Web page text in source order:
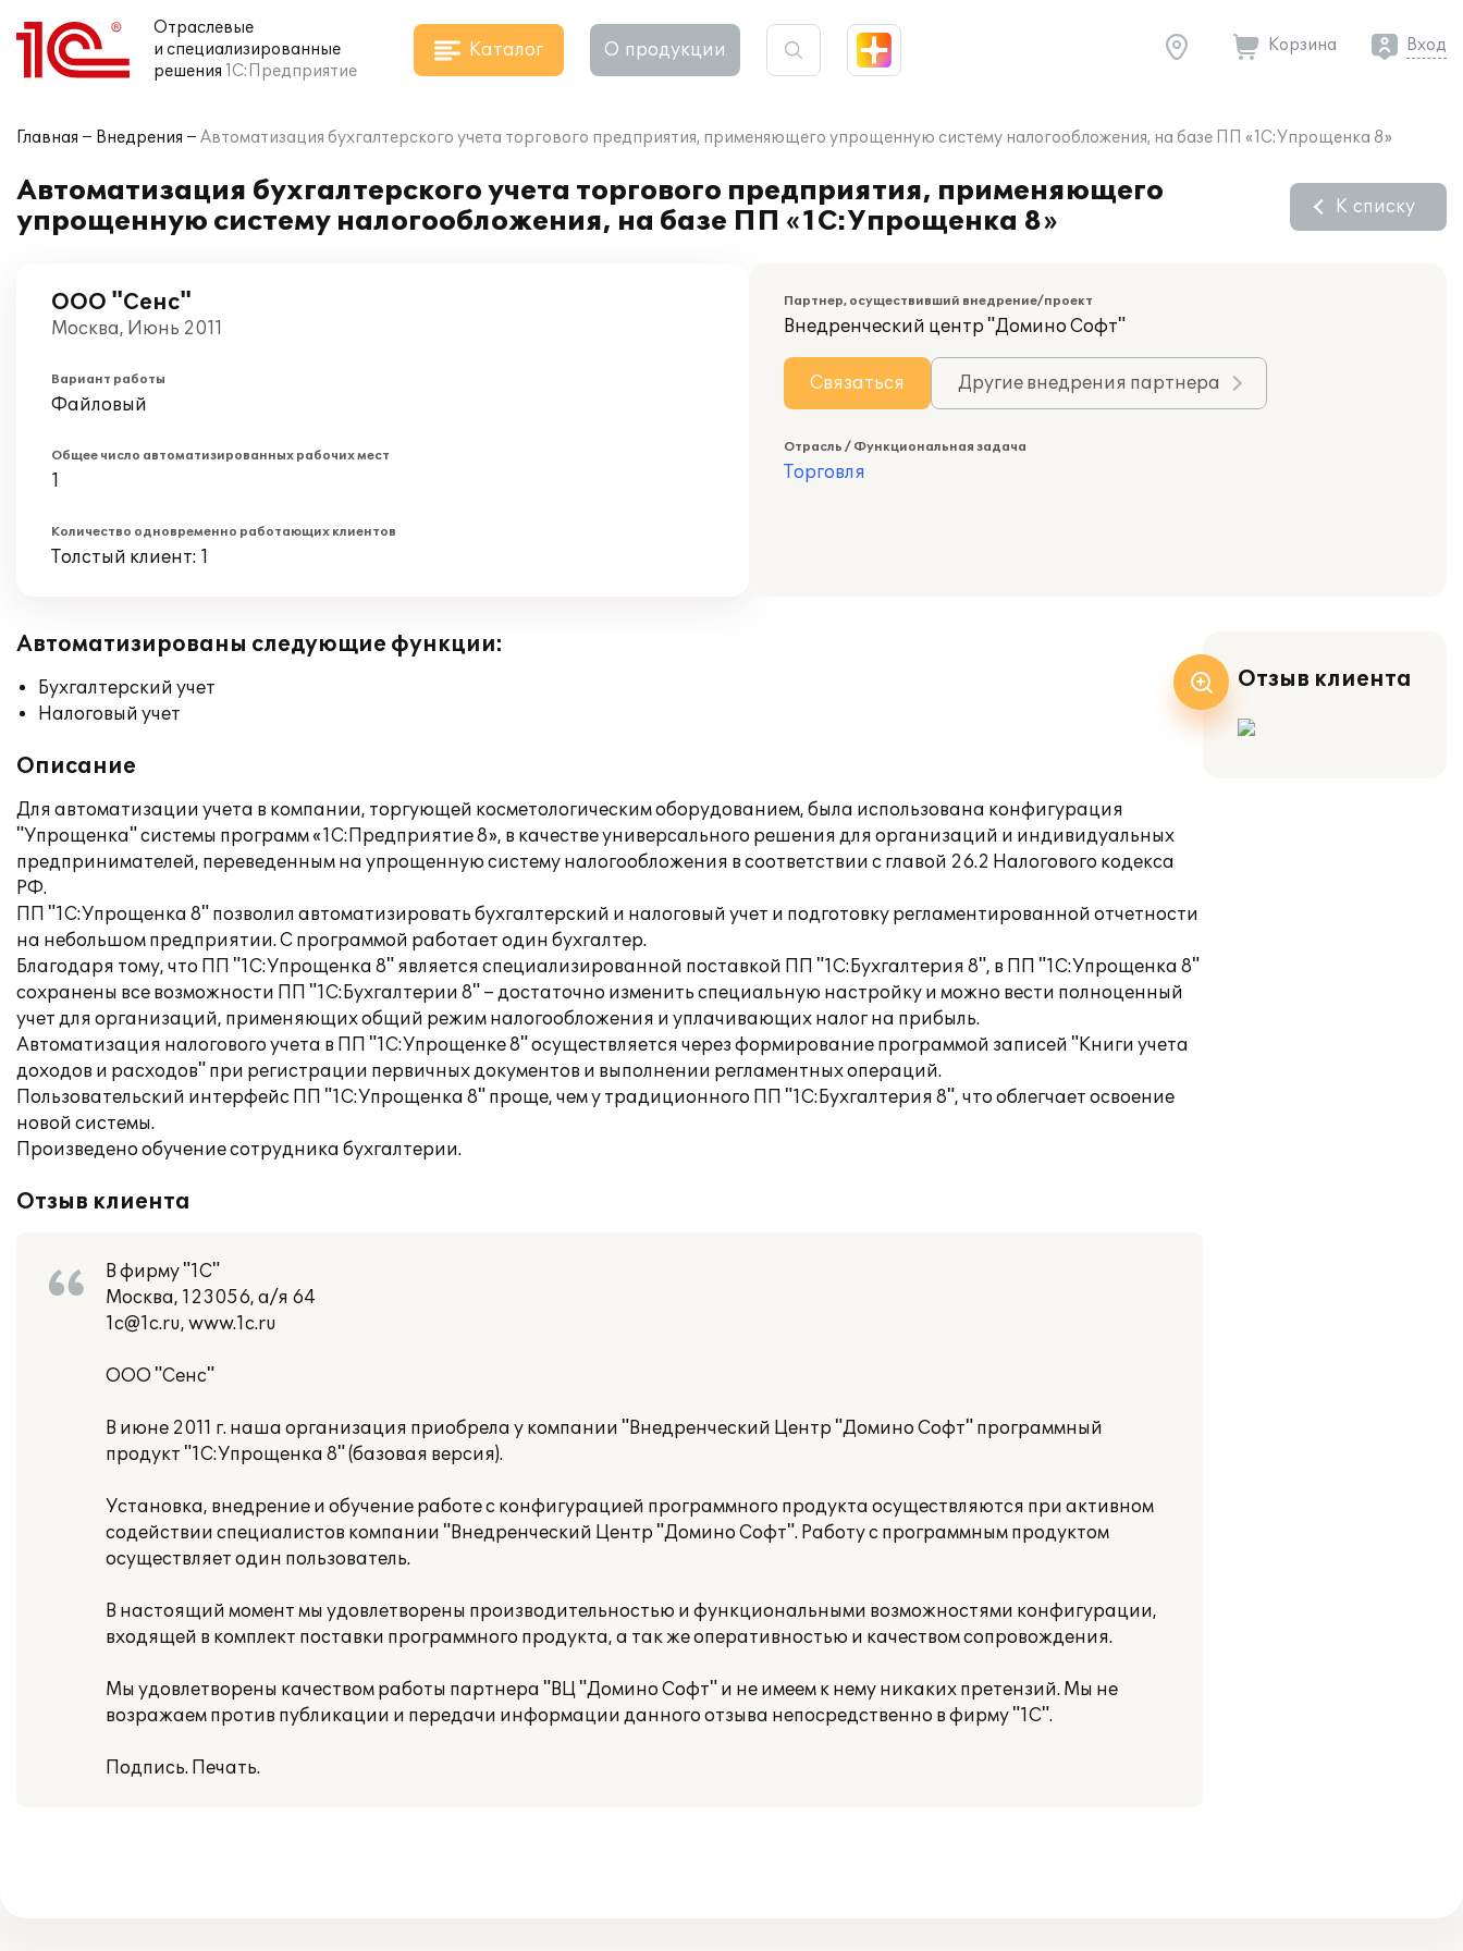
Отраслевые
и специализированные
решения 1С:Предприятие
Каталог О продукции Корзина Вход
Главная Внедрения Автоматизация бухгалтерского учета торгового предприятия, применяющего упрощенную систему налогообложения, на базе ПП «1С:Упрощенка 8»
Автоматизация бухгалтерского учета торгового предприятия, применяющего
упрощенную систему налогообложения, на базе ПП «1С:Упрощенка 8»
К списку
ООО "Сенс"
Москва, Июнь 2011
Вариант работы
Файловый
Общее число автоматизированных рабочих мест
1
Количество одновременно работающих клиентов
Толстый клиент: 1
Партнер, осуществивший внедрение/проект
Внедренческий центр "Домино Софт"
Связаться Другие внедрения партнера
Отрасль / Функциональная задача
Торговля
Автоматизированы следующие функции:
Бухгалтерский учет
Налоговый учет
Описание
Для автоматизации учета в компании, торгующей косметологическим оборудованием, была использована конфигурация
"Упрощенка" системы программ «1С:Предприятие 8», в качестве универсального решения для организаций и индивидуальных
предпринимателей, переведенным на упрощенную систему налогообложения в соответствии с главой 26.2 Налогового кодекса
РФ.
ПП "1С:Упрощенка 8" позволил автоматизировать бухгалтерский и налоговый учет и подготовку регламентированной отчетности
на небольшом предприятии. С программой работает один бухгалтер.
Благодаря тому, что ПП "1С:Упрощенка 8" является специализированной поставкой ПП "1С:Бухгалтерия 8", в ПП "1С:Упрощенка 8"
сохранены все возможности ПП "1С:Бухгалтерии 8" – достаточно изменить специальную настройку и можно вести полноценный
учет для организаций, применяющих общий режим налогообложения и уплачивающих налог на прибыль.
Автоматизация налогового учета в ПП "1С:Упрощенке 8" осуществляется через формирование программой записей "Книги учета
доходов и расходов" при регистрации первичных документов и выполнении регламентных операций.
Пользовательский интерфейс ПП "1С:Упрощенка 8" проще, чем у традиционного ПП "1С:Бухгалтерия 8", что облегчает освоение
новой системы.
Произведено обучение сотрудника бухгалтерии.
Отзыв клиента
В фирму "1С"
Москва, 123056, а/я 64
1c@1c.ru, www.1c.ru
ООО "Сенс"
В июне 2011 г. наша организация приобрела у компании "Внедренческий Центр "Домино Софт" программный
продукт "1С:Упрощенка 8" (базовая версия).
Установка, внедрение и обучение работе с конфигурацией программного продукта осуществляются при активном
содействии специалистов компании "Внедренческий Центр "Домино Софт". Работу с программным продуктом
осуществляет один пользователь.
В настоящий момент мы удовлетворены производительностью и функциональными возможностями конфигурации,
входящей в комплект поставки программного продукта, а так же оперативностью и качеством сопровождения.
Мы удовлетворены качеством работы партнера "ВЦ "Домино Софт" и не имеем к нему никаких претензий. Мы не
возражаем против публикации и передачи информации данного отзыва непосредственно в фирму "1С".
Подпись. Печать.
Отзыв клиента